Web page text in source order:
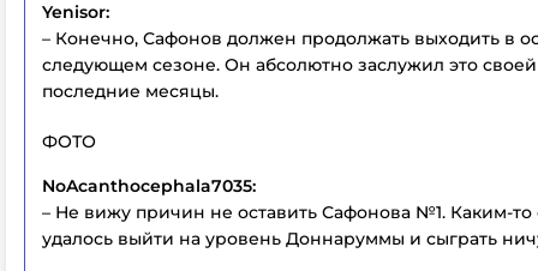
Yenisor:
– Конечно, Сафонов должен продолжать выходить в
следующем сезоне. Он абсолютно заслужил это
последние месяцы.
ФОТО
NoAcanthocephala7035:
– Не вижу причин не оставить Сафонова №1. Каким-
удалось выйти на уровень Доннаруммы и сыграть